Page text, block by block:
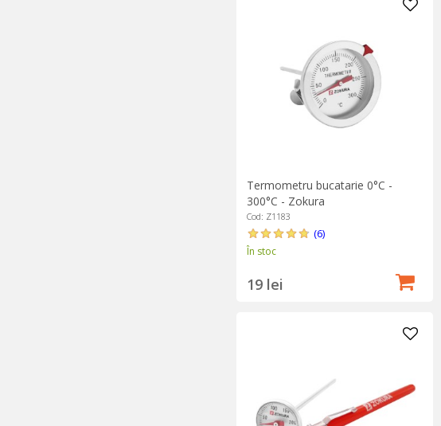
Termometru bucatarie 0°C -
300°C - Zokura
Cod: Z1183
(6)
În stoc
19 lei